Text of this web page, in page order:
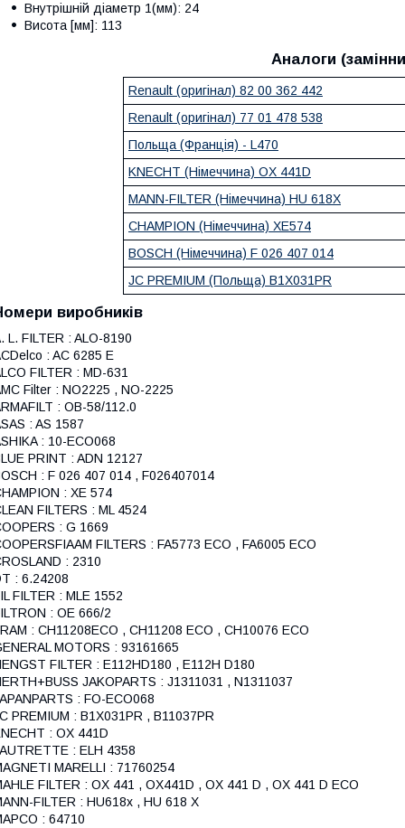
Внутрішній діаметр 1(мм): 24
Висота [мм]: 113
Аналоги
Renault (оригінал) 82 00 362 442
Renault (оригінал) 77 01 478 538
Польща (Франція) - L470
KNECHT (Німеччина) OX 441D
MANN-FILTER (Німеччина) HU 618X
CHAMPION (Німеччина) XE574
BOSCH (Німеччина) F 026 407 014
JC PREMIUM (Польща) B1X031PR
виробників
L. FILTER : ALO-8190
: AC 6285 E
FILTER : MD-631
Filter : NO2225 , NO-2225
: OB-58/112.0
: AS 1587
: 10-ECO068
PRINT : ADN 12127
: F 026 407 014 , F026407014
: XE 574
FILTERS : ML 4524
: G 1669
FILTERS : FA5773 ECO , FA6005 ECO
: 2310
: 6.24208
FILTER : MLE 1552
: OE 666/2
: CH11208ECO , CH11208 ECO , CH10076 ECO
MOTORS : 93161665
FILTER : E112HD180 , E112H D180
JAKOPARTS : J1311031 , N1311037
: FO-ECO068
PREMIUM : B1X031PR , B11037PR
: OX 441D
: ELH 4358
MARELLI : 71760254
FILTER : OX 441 , OX441D , OX 441 D , OX 441 D ECO
FILTER : HU618x , HU 618 X
: 64710